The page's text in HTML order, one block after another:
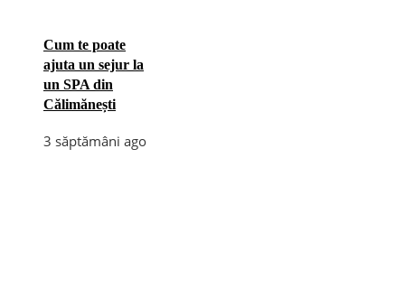
Cum te poate
ajuta un sejur la
un SPA din
Călimănești
3 săptămâni ago